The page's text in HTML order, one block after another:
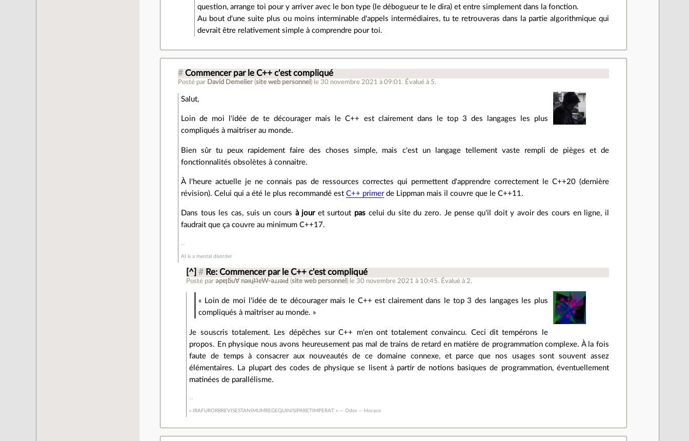
question, arrange toi pour y arriver avec le bon type (le débogueur te le dira) et entre simplement dans la fonction.
Au bout d'une suite plus ou moins interminable d'appels intermédiaires, tu te retrouveras dans la partie algorithmique qui
devrait être relativement simple à comprendre pour toi.
# Commencer par le C++ c'est compliqué
Posté par David Demelier (site web personnel ) le 30 novembre 2021 à 09:01 . Évalué à 5.
Salut,
Loin de moi l'idée de te décourager mais le C++ est clairement dans le top 3 des langages les plus
compliqués à maitriser au monde.
Bien sûr tu peux rapidement faire des choses simple, mais c'est un langage tellement vaste rempli de pièges et de
fonctionnalités obsolètes à connaitre.
À l'heure actuelle je ne connais pas de ressources correctes qui permettent d'apprendre correctement le C++20 (dernière
révision). Celui qui a été le plus recommandé estC++ primerde Lippman mais il couvre que le C++11.
Dans tous les cas, suis un cours à jouret surtout pascelui du site du zero. Je pense qu'il doit y avoir des cours en ligne, il
faudrait que ça couvre au minimum C++17.
AI is a mental disorder
[^] # Re: Commencer par le C++ c'est compliqué
Posté par ǝpɐןƃu∀ nǝıɥʇʇɐW-ǝɹɹǝıԀ (site web personnel ) le 30 novembre 2021 à 10:45. Évalué à 2.
« Loin de moi l'idée de te décourager mais le C++ est clairement dans le top 3 des langages les plus
compliqués à maîtriser au monde. »
Je souscris totalement. Les dépêches sur C++ m'en ont totalement convaincu. Ceci dit tempérons le
propos. En physique nous avons heureusement pas mal de trains de retard en matière de programmation complexe. À la fois
faute de temps à consacrer aux nouveautés de ce domaine connexe, et parce que nos usages sont souvent assez
élémentaires. La plupart des codes de physique se lisent à partir de notions basiques de programmation, éventuellement
matinées de parallélisme.
« IRAFURORBREVISESTANIMUMREGEQUINISIPARETIMPERAT » — Odes — Horace